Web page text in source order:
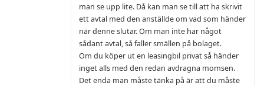
man se upp lite. Då kan man se till att ha skrivit
ett avtal med den anställde om vad som händer
när denne slutar. Om man inte har något
sådant avtal, så faller smällen på bolaget.
Om du köper ut en leasingbil privat så händer
inget alls med den redan avdragna momsen.
Det enda man måste tänka på är att du måste